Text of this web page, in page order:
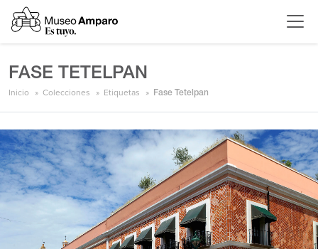
FASE TETELPAN
Inicio Colecciones Etiquetas Fase Tetelpan